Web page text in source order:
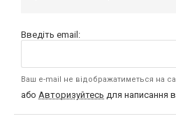
Введіть email:
Ваш e-mail не відображатиметься на
або Авторизуйтесь для написання